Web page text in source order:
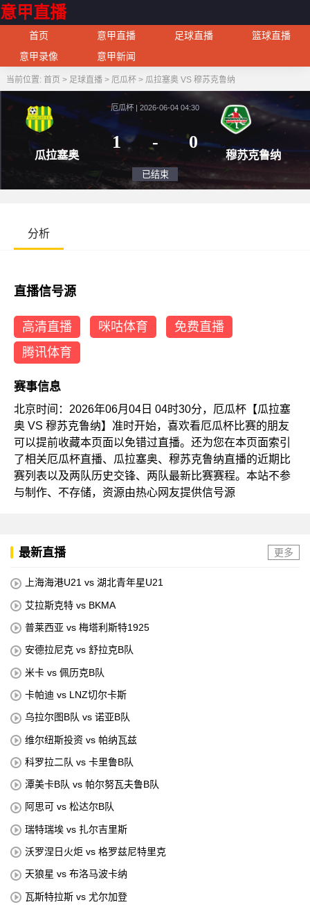
意甲直播
首页 意甲直播 足球直播
篮球直播
意甲录像
意甲新闻
当前位置: 首页 > 足球直播> 厄瓜杯> 瓜拉塞奥 VS 穆苏克鲁纳
瓜拉塞奥
厄瓜杯 | 2026-06-04 04:30
1
穆苏
分析
直播信号源
高清直播 咪咕体育
免费直播
腾讯体育
赛事信息
北京时间：2026年06月04日 04时30分，厄瓜杯【瓜拉塞
奥 VS 穆苏克鲁纳】准时开始，喜欢看厄瓜杯比赛的朋友
可以提前收藏本页面以免错过直播。还为您在本页面索引
了相关厄瓜杯直播、瓜拉塞奥、穆苏克鲁纳直播的近期比
赛列表以及两队历史交锋、两队最新比赛赛程。本站不参
与制作、不存储，资源由热心网友提供信号源
最新直播 更多
上海海港U21 vs 湖北青年星U21
艾拉斯克特 vs BKMA
普莱西亚 vs 梅塔利斯特1925
安德拉尼克 vs 舒拉克B队
米卡 vs 佩历克B队
卡帕迪 vs LNZ切尔卡斯
乌拉尔图B队 vs 诺亚B队
维尔纽斯投资 vs 帕纳瓦兹
科罗拉二队 vs 卡里鲁B队
潭美卡B队 vs 帕尔努瓦夫鲁B队
阿思可 vs 松达尔B队
瑞特瑞埃 vs 扎尔吉里斯
沃罗涅日火炬 vs 格罗兹尼特里克
天狼星 vs 布洛马波卡纳
瓦斯特拉斯 vs 尤尔加登